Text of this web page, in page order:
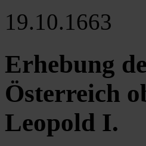
19.10.1663
Erhebung
Österreich
Leopold I.